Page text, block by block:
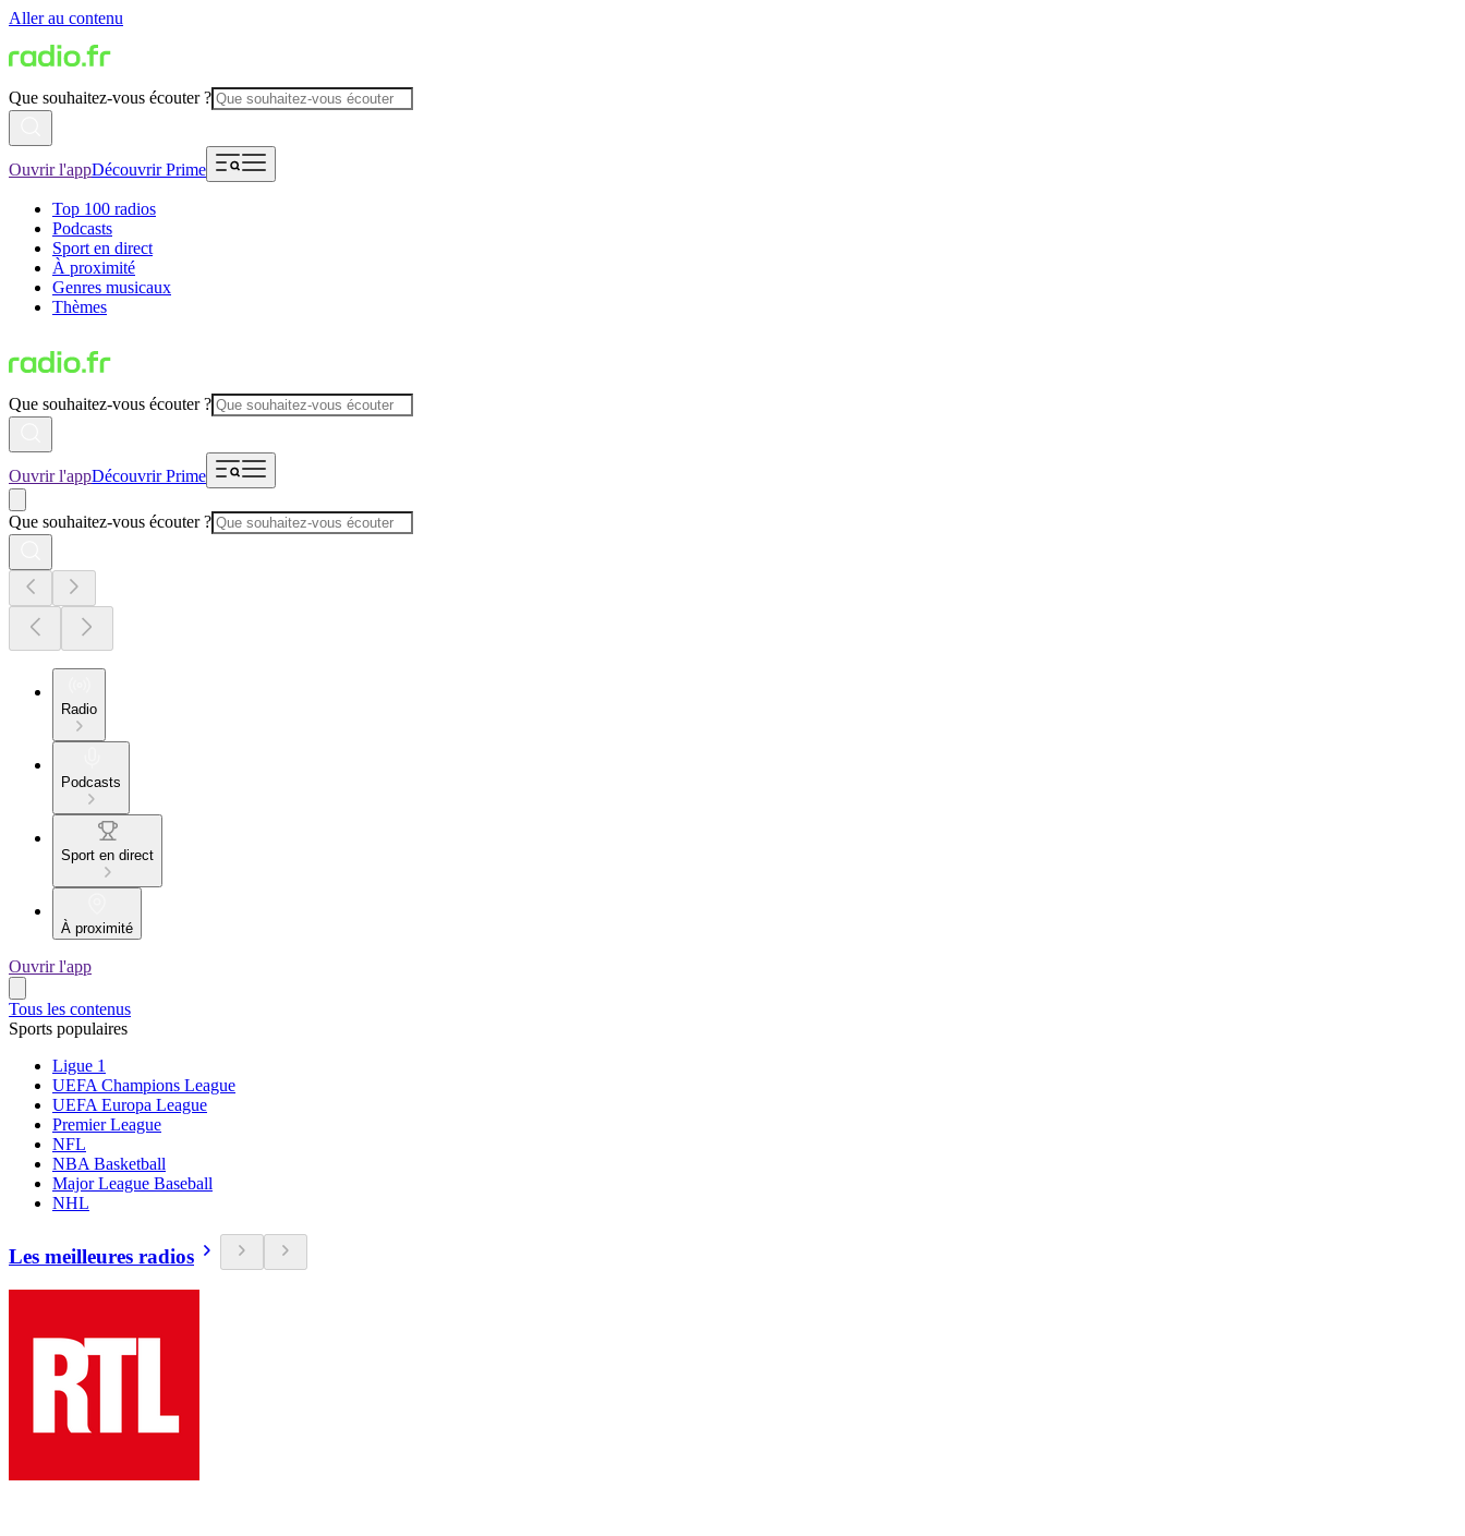
Aller au contenu
Que souhaitez-vous écouter ?
Ouvrir l'appDécouvrir Prime
Top 100 radios
Podcasts
Sport en direct
À proximité
Genres musicaux
Thèmes
Que souhaitez-vous écouter ?
Ouvrir l'appDécouvrir Prime
Que souhaitez-vous écouter ?
Radio
Podcasts
Sport en direct
À proximité
Ouvrir l'app
Tous les contenus
Sports populaires
Ligue 1
UEFA Champions League
UEFA Europa League
Premier League
NFL
NBA Basketball
Major League Baseball
NHL
Les meilleures radios